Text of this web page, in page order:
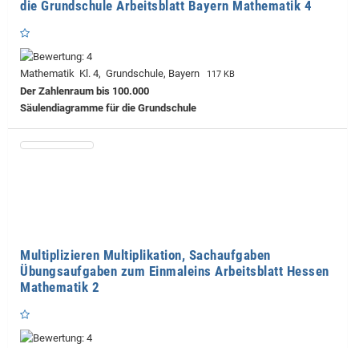
die Grundschule Arbeitsblatt Bayern Mathematik 4
Mathematik Kl. 4, Grundschule, Bayern 117 KB
Der Zahlenraum bis 100.000
Säulendiagramme für die Grundschule
Multiplizieren Multiplikation, Sachaufgaben
Übungsaufgaben zum Einmaleins Arbeitsblatt Hessen
Mathematik 2